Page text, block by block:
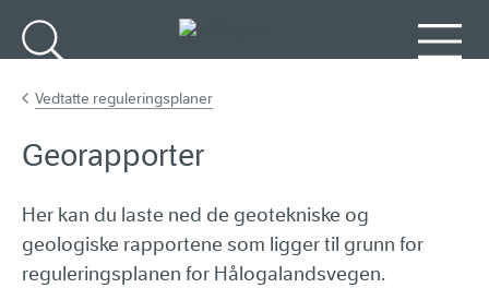
Vedtatte reguleringsplaner
Georapporter
Her kan du laste ned de geotekniske og
geologiske rapportene som ligger til grunn for
reguleringsplanen for Hålogalandsvegen.